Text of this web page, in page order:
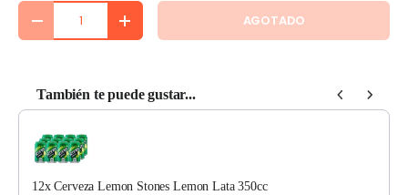
Cant.
DISMINUIR CANTIDADAUMENTAR LA CANTIDADAGOTADO
También te puede gustar...
Use the Previous and Next buttons to navigate through product
12x Cerveza Lemon Stones Lemon Lata 350cc